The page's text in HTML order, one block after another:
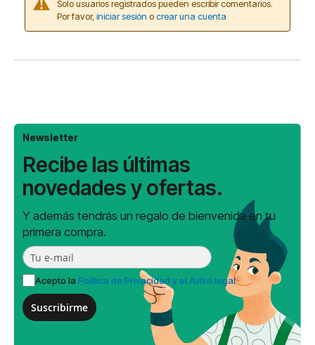
Solo usuarios registrados pueden escribir comentarios.
Por favor, iniciar sesión ocrear una cuenta
Newsletter
Recibe las últimas
novedades y ofertas.
Y además tendrás un regalo de bienvenida en tu
primera compra.
Acepto la Política de Privacidad y el Aviso legal
Suscribirme